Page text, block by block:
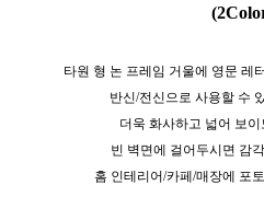
타원 형 논 프레임 거울에 영문 레
반신/전신으로 사용할 수
더욱 화사하고 넓어 보
빈 벽면에 걸어두시면 감
홈 인테리어/카페/매장에 포